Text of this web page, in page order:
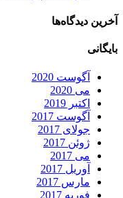
آخرین دیدگاه‌ها
بایگانی
آگوست 2020
می 2020
اکتبر 2019
آگوست 2017
جولای 2017
ژوئن 2017
می 2017
آوریل 2017
مارس 2017
فوریه 2017